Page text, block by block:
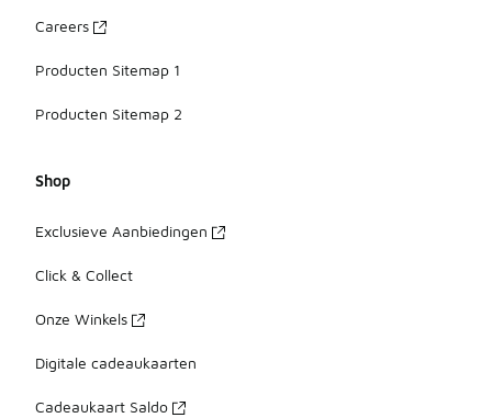
Careers
Producten Sitemap 1
Producten Sitemap 2
Shop
Exclusieve Aanbiedingen
Click & Collect
Onze Winkels
Digitale cadeaukaarten
Cadeaukaart Saldo